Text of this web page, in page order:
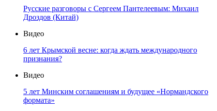
Русские разговоры с Сергеем Пантелеевым: Михаил
Дроздов (Китай)
Видео
6 лет Крымской весне: когда ждать международного
признания?
Видео
5 лет Минским соглашениям и будущее «Нормандского
формата»